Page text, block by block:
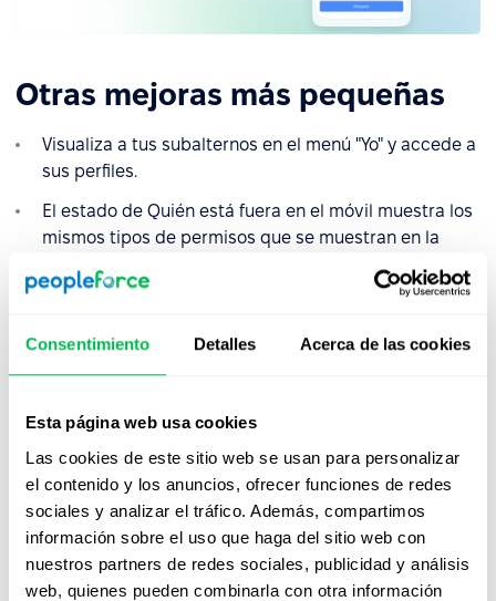
Consentimiento Detalles Acerca de las cookies
Esta página web usa cookies
Las cookies de este sitio web se usan para personalizar
el contenido y los anuncios, ofrecer funciones de redes
sociales y analizar el tráfico. Además, compartimos
información sobre el uso que haga del sitio web con
nuestros partners de redes sociales, publicidad y análisis
web, quienes pueden combinarla con otra información
Otras mejoras más pequeñas
Visualiza a tus subalternos en el menú "Yo" y accede a
sus perfiles.
El estado de Quién está fuera en el móvil muestra los
mismos tipos de permisos que se muestran en la
Pequeñas mejoras en la interfaz de usuario de los
cómoda de usar.